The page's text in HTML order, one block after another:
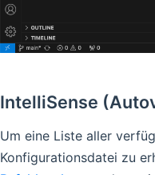
IntelliSense
Um eine Liste aller
Konfigurationsdatei zu